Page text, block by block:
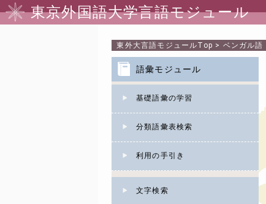
東京外国語大学言語モジュール
東外大言語モジュールTop > ベンガル語
語彙モジュール
基礎語彙の学習
分類語彙表検索
利用の手引き
文字検索